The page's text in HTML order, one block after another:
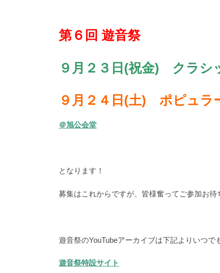
第６回 遊音祭
９月２３日(祝金) クラシ
９月２４日(土) ポピュラ
＠旭公会堂
となります！
募集はこれからですが、皆様奮ってご参加お待
遊音祭のYouTubeアーカイブは下記よりいつで
遊音祭特設サイト